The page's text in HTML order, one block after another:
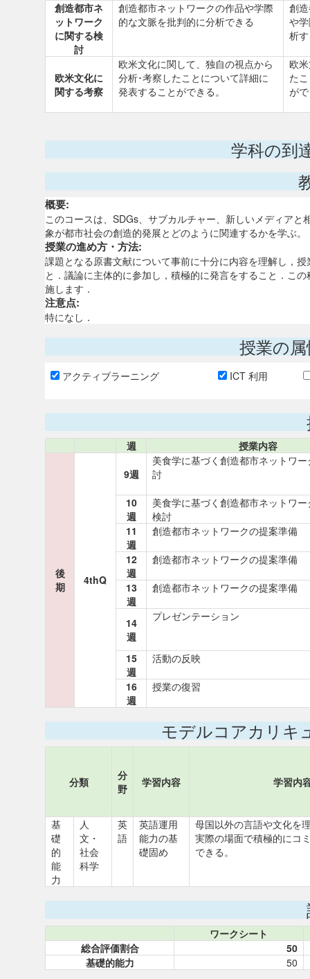
創造都市ネ
ットワーク
に関する検
討
創造都市ネットワークの作品や学際
的な文脈を批判的に分析できる
創
や
析
欧米文化に
関する考察
欧米文化に関して、独自の視点から
分析･考察したことについて詳細に
発表することができる。
欧
た
が
学科の到
概要:
このコースは、SDGs、サブカルチャー、新しいメディア
象が都市社会の創造的発展とどのように関連するかを学ぶ。
授業の進め方・方法:
課題となる原書文献について事前に十分に内容を理解し，
と．議論に主体的に参加し，積極的に発言をすること．こ
施します．
注意点:
特になし．
授業の
アクティブラーニング ICT 利用
週 授業内容
後
期
4thQ
9週
美食学に基づく創造都市ネットワ
討
10
週
美食学に基づく創造都市ネットワ
検討
11
週
創造都市ネットワークの提案準備
12
週
創造都市ネットワークの提案準備
13
週
創造都市ネットワークの提案準備
14
週
プレゼンテーション
15
週
活動の反映
16
週
授業の復習
モデルコアカリキ
分類
分
野
学習内容 学習内
基
礎
的
能
力
人
文・
社会
科学
英
語
英語運用
能力の基
礎固め
母国以外の言語や文化を
実際の場面で積極的にコ
できる。
ワークシート
総合評価割合
50
基礎的能力
50